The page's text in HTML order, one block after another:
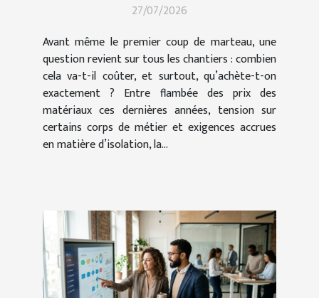
27/07/2026
Avant même le premier coup de marteau, une
question revient sur tous les chantiers : combien
cela va-t-il coûter, et surtout, qu’achète-t-on
exactement ? Entre flambée des prix des
matériaux ces dernières années, tension sur
certains corps de métier et exigences accrues
en matière d’isolation, la...